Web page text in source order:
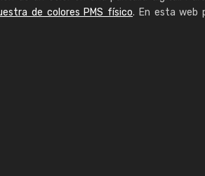
de colores PMS físico. En esta web